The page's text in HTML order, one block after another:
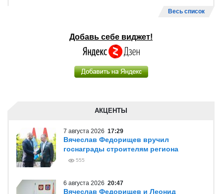
Весь список
Добавь себе виджет!
АКЦЕНТЫ
7 августа 2026 17:29
Вячеслав Федорищев вручил
госнаграды строителям региона
555
6 августа 2026 20:47
Вячеслав Федорищев и Леонид